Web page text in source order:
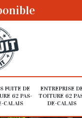
FUITE DE
62 PAS-
CALAIS
ENTREPRISE
TOITURE 62
DE-CALAIS